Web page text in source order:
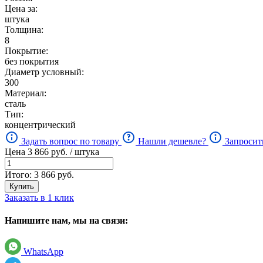
Цена за:
штука
Толщина:
8
Покрытие:
без покрытия
Диаметр условный:
300
Материал:
сталь
Тип:
концентрический
Задать вопрос по товару
Нашли дешевле?
Цена 3 866 руб. / штука
Итого: 3 866 руб.
Купить
Заказать в 1 клик
Напишите нам, мы на связи:
WhatsApp